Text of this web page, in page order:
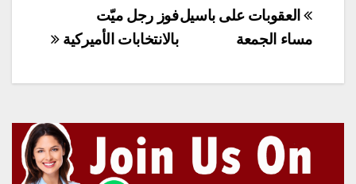
تصفّح
المقالات
فوز رجل ميّت
بالانتخابات الأميركية
العقوبات على باسيل
مساء الجمعة